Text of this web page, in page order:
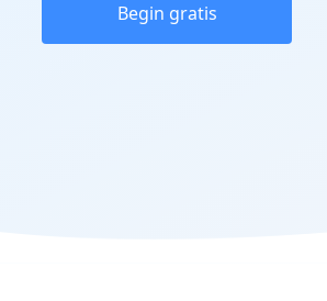
Begin gratis